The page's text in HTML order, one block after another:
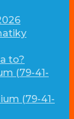
to?
(79-41-
(79-41-